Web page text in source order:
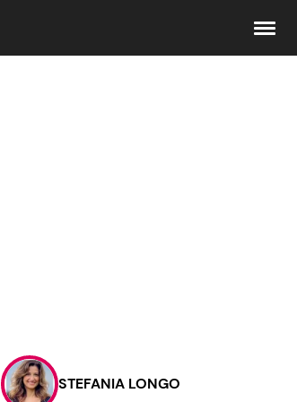
Contattaci
PubblicitàSTEFANIA LONGO